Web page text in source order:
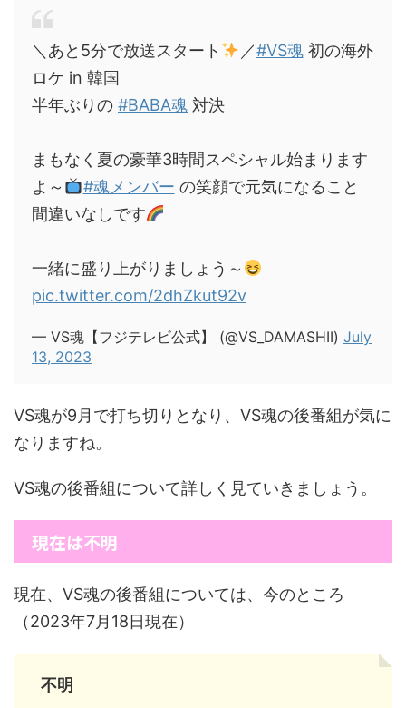
＼あと5分で放送スタート ／#VS魂初の海外
ロケ in 韓国
半年ぶりの #BABA魂 対決
まもなく夏の豪華3時間スペシャル始まります
よ～
#魂メンバー の笑顔で元気になること
間違いなしです
一緒に盛り上がりましょう～
pic.twitter.com/2dhZkut92v
— VS魂【フジテレビ公式】 (@VS_DAMASHII) July
13, 2023
VS魂が9月で打ち切りとなり、VS魂の後番組が気に
なりますね。
VS魂の後番組について詳しく見ていきましょう。
現在は不明
現在、VS魂の後番組については、今のところ
（2023年7月18日現在）
不明